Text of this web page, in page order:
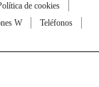
de cookies
W
Teléfonos